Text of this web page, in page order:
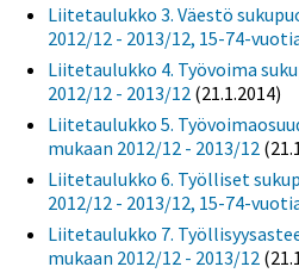
Liitetaulukko 3. Väestö
2012/12 - 2013/12, 15-74-
Liitetaulukko 4. Työvoima
2012/12 - 2013/12 (21.1.2014)
Liitetaulukko 5.
mukaan 2012/12 - 2013/12
Liitetaulukko 6. Työlliset
2012/12 - 2013/12, 15-74-
Liitetaulukko 7.
mukaan 2012/12 - 2013/12